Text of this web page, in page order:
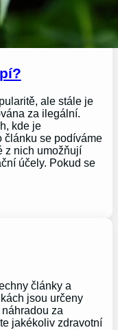
ale stále je
za ilegální.
kde je
článku se podíváme
z nich umožňují
účely. Pokud se
články a
jsou určeny
za
jakékoliv zdravotní